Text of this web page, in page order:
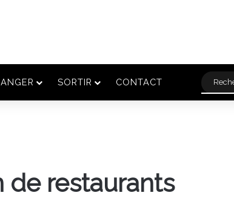
SORTIR CONTACT
de restaurants